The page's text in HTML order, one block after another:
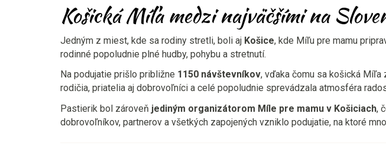
Košická Míľa medzi najväčšími na
Jedným z miest, kde sa rodiny stretli, boli aj Košice, kde Míľu pre mamu
rodinné popoludnie plné hudby, pohybu a stretnutí.
Na podujatie prišlo približne 1150 návštevníkov, vďaka čomu sa košická Míľa
rodičia, priatelia aj dobrovoľníci a celé popoludnie sprevádzala atmosféra
Pastierik bol zároveň jediným organizátorom Míle pre mamu v Košiciach,
dobrovoľníkov, partnerov a všetkých zapojených vzniklo podujatie, na ktoré